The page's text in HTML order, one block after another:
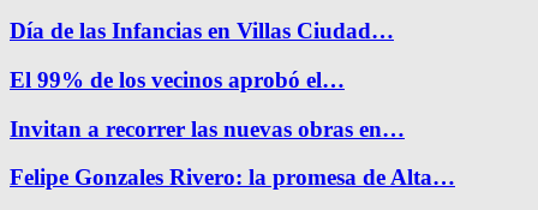
Día de las Infancias en Villas Ciudad…
El 99% de los vecinos aprobó el…
Invitan a recorrer las nuevas obras en…
Felipe Gonzales Rivero: la promesa de Alta…